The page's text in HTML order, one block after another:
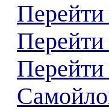
Перейти
Перейти
Перейти